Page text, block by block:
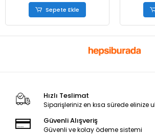
Sepete Ekle
Hızlı Teslimat
Siparişleriniz en kısa sürede elinize
Güvenli Alışveriş
Güvenli ve kolay ödeme sistemi